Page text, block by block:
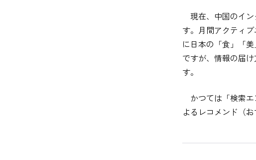
現在、中国のイン
す。月間アクティ
に日本の「食」「
ですが、情報の届
す。
かつては「検索エ
よるレコメンド（